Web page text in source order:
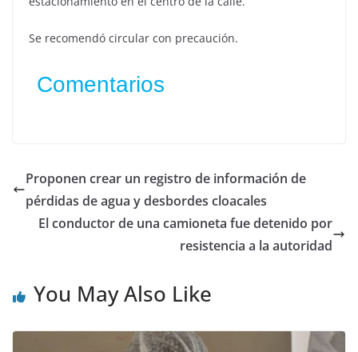
Se recomendó circular con precaución.
Comentarios
Proponen crear un registro de información de
pérdidas de agua y desbordes cloacales
El conductor de una camioneta fue detenido por
resistencia a la autoridad
You May Also Like